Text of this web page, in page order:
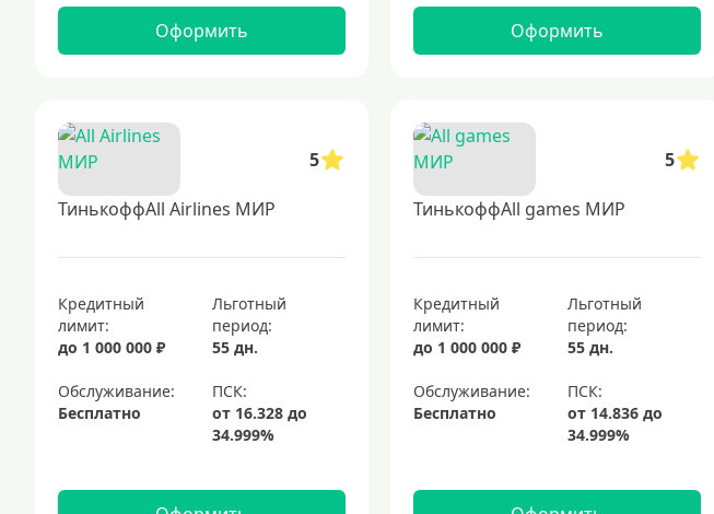
Оформить Оформить
5
ТинькоффAll Airlines МИР
Кредитный
лимит:
до 1 000 000 ₽
Льготный
период:
55 дн.
Обслуживание:
Бесплатно
5
ТинькоффAll games МИР
Кредитный
лимит:
до 1 000 000 ₽
Льготный
период:
55 дн.
Обслуживание:
Бесплатно